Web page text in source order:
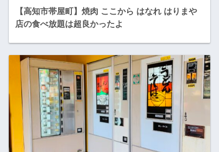
【高知市帯屋町】焼肉 ここから はなれ はりまや
店の食べ放題は超良かったよ